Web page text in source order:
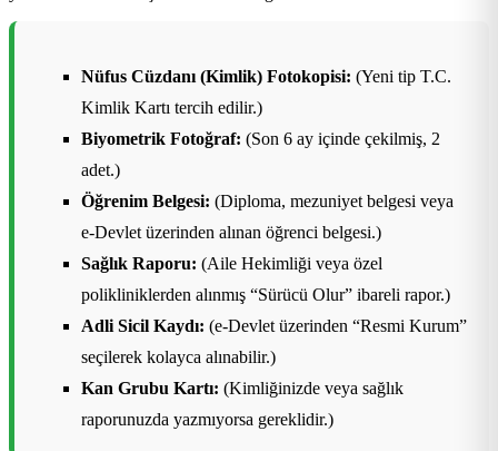
Nüfus Cüzdanı (Kimlik) Fotokopisi: (Yeni tip T.C.
Kimlik Kartı tercih edilir.)
Biyometrik Fotoğraf: (Son 6 ay içinde çekilmiş, 2
adet.)
Öğrenim Belgesi: (Diploma, mezuniyet belgesi veya
e-Devlet üzerinden alınan öğrenci belgesi.)
Sağlık Raporu: (Aile Hekimliği veya özel
polikliniklerden alınmış “Sürücü Olur” ibareli rapor.)
Adli Sicil Kaydı: (e-Devlet üzerinden “Resmi Kurum”
seçilerek kolayca alınabilir.)
Kan Grubu Kartı: (Kimliğinizde veya sağlık
raporunuzda yazmıyorsa gereklidir.)